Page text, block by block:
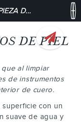
CUIDADO DEL VEHÍCULO - LIMPIEZA DE ASIENTOS DE PIEL
DE PIEL
al limpiar
de instrumentos
de cuero.
superficie con un
suave de agua y